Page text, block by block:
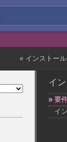
« インストー
イ
要
イ